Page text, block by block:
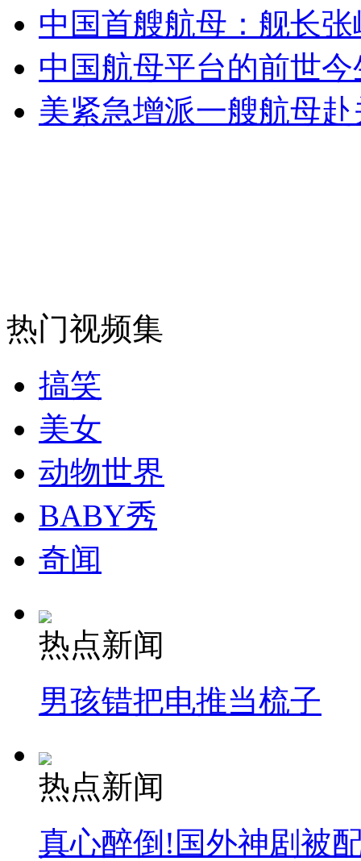
外交部：有关国家言论片面不公正
安徽一实载49人客车翻车
纽约上演“枕头大战”
司机酒驾遇交警 急速倒车逃窜
中国首艘航母：舰长
中国航母平台的前世今
美紧急增派一艘航母
热门视频集
搞笑
美女
动物世界
BABY秀
奇闻
热点新闻
男孩错把电推当梳子
热点新闻
真心醉倒!国外神剧被